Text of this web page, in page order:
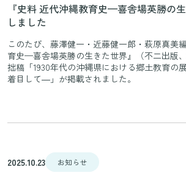
『史料 近代沖縄教育史—喜舎場英勝の
しました
このたび、藤澤健一・近藤健一郎・萩原真美
育史—喜舎場英勝の生きた世界』（不二出版、
拙稿「1930年代の沖縄県における郷土教育の
着目して―」が掲載されました。
2025.10.23 お知らせ